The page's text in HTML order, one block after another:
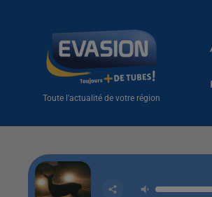
Toute l'actualité de votre région